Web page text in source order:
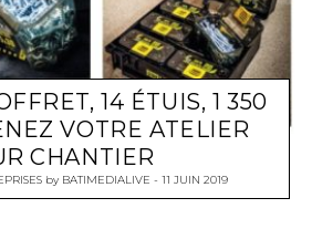
14 ÉTUIS, 1 350
VOTRE ATELIER
CHANTIER
by BATIMEDIALIVE 11 JUIN 2019